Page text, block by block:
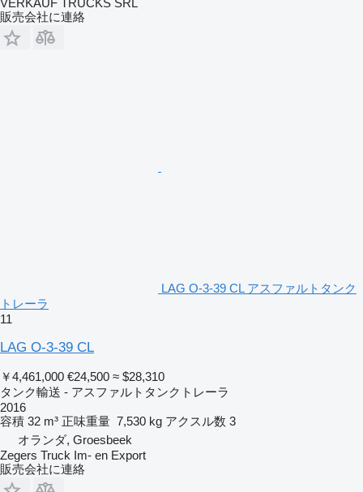
販売会社に連絡
LAG O-3-39 CL アスファルトタンク
トレーラ
11
LAG O-3-39 CL
￥4,461,000 €24,500 ≈ $28,310
タンク輸送 - アスファルトタンクトレーラ
2016
容積 32 m³ 正味重量 7,530 kg アクスル数 3
オランダ, Groesbeek
Zegers Truck Im- en Export
販売会社に連絡